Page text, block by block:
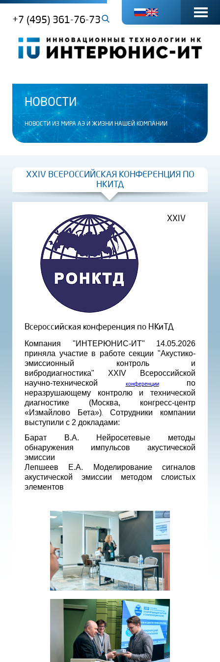
+7 (495) 361-76-73
НОВОСТИ
НОВОСТИ ИЗ МИРА АЭ И ЖИЗНИ НАШЕЙ КОМПАНИИ
XXIV ВСЕРОССИЙСКАЯ КОНФЕРЕНЦИЯ ПО
НКИТД
XXIV
Всероссийская конференция по НКиТД
Компания "ИНТЕРЮНИС-ИТ" 14.05.2026
приняла участие в работе секции "Акустико-
эмиссионный контроль и
вибродиагностика" XXIV Всероссийской
научно-технической
конференциипо
неразрушающему контролю и технической
диагностике (Москва, конгресс-центр
«Измайлово Бета»). Сотрудники компании
выступили с 2 докладами:
Барат В.А. Нейросетевые методы
обнаружения импульсов акустической
эмиссии
Лепшеев Е.А. Моделирование сигналов
акустической эмиссии методом слоистых
элементов